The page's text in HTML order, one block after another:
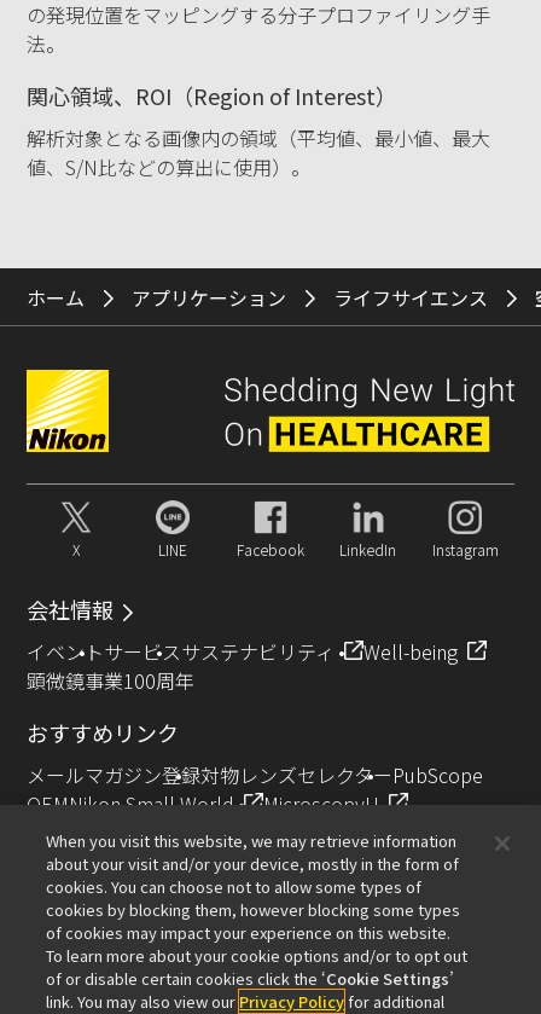
の発現位置をマッピングする分子プロファイリング手
法。
関心領域、ROI（Region of Interest）
解析対象となる画像内の領域（平均値、最小値、最大
値、S/N比などの算出に使用）。
ホーム アプリケーション ライフサイエンス
X LINE Facebook LinkedIn Instagram
会社情報
イベントサービスサステナビリティ
Well-being
顕微鏡事業100周年
おすすめリンク
メールマガジン登録対物レンズセレクターPubScope
OEMNikon Small World
MicroscopyU
NIKON JOICO AWARD
その他のニコン製品
カメラ・双眼鏡関連製品（ニコンイメージング）
インダストリー製品（インダストリアルソリューション
ズ事業）
When you visit this website, we may retrieve information
about your visit and/or your device, mostly in the form of
cookies. You can choose not to allow some types of
cookies by blocking them, however blocking some types
of cookies may impact your experience on this website.
To learn more about your cookie options and/or to opt out
of or disable certain cookies click the ‘Cookie Settings’
link. You may also view our Privacy Policyfor additional